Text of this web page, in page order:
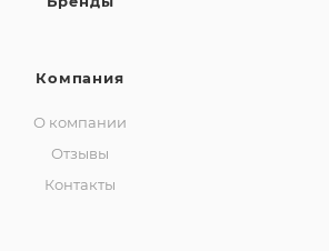
Компания
О компании
Отзывы
Контакты